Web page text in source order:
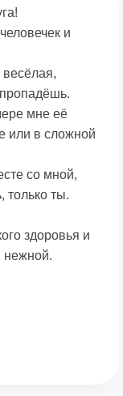
и
мне её
или в сложной
со мной,
только ты.
здоровья и
нежной.